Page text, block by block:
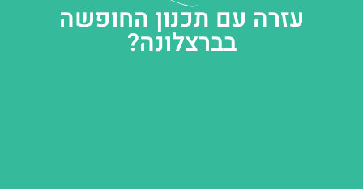
עזרה עם תכנון החופשה
בברצלונה?